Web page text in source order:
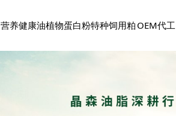
营养健康油植物蛋白粉特种饲用粕 OEM代工